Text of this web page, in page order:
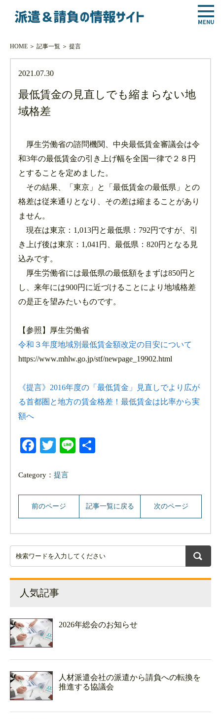
HOME＞ 記事一覧＞ 提言
2021.07.30
最低賃金の見直しでも縮まらない地
域格差
厚生労働省の諮問機関、中央最低賃金審議会は令
和3年の最低賃金の引き上げ幅を全国一律で２８円
とすることを定めました。
その結果、「東京」と「最低賃金の最低県」との
格差は従来通りとなり、その差は縮まることがあり
ません。
現在は東京：1,013円と最低県：792円ですが、引
き上げ後は東京：1,041円、最低県：820円となる見
込みです。
厚生労働省には最低県の最低額をまずは850円と
し、来年には900円に近づけることにより地域格差
の是正を望みたいものです。
【参照】厚生労働省
令和３年度地域別最低賃金額改定の目安について
https://www.mhlw.go.jp/stf/newpage_19902.html
《提言》2016年度の「最低賃金」見直しでより広が
る首都圏と地方の賃金格差！最低賃金は比率から実
額へ
Facebook
Twitter
Line
Category：提言
前のページ 記事一覧に戻る 次のページ
人気記事
2026年総会のお知らせ
人材派遣会社の派遣から請負への転換を
推進する協議会